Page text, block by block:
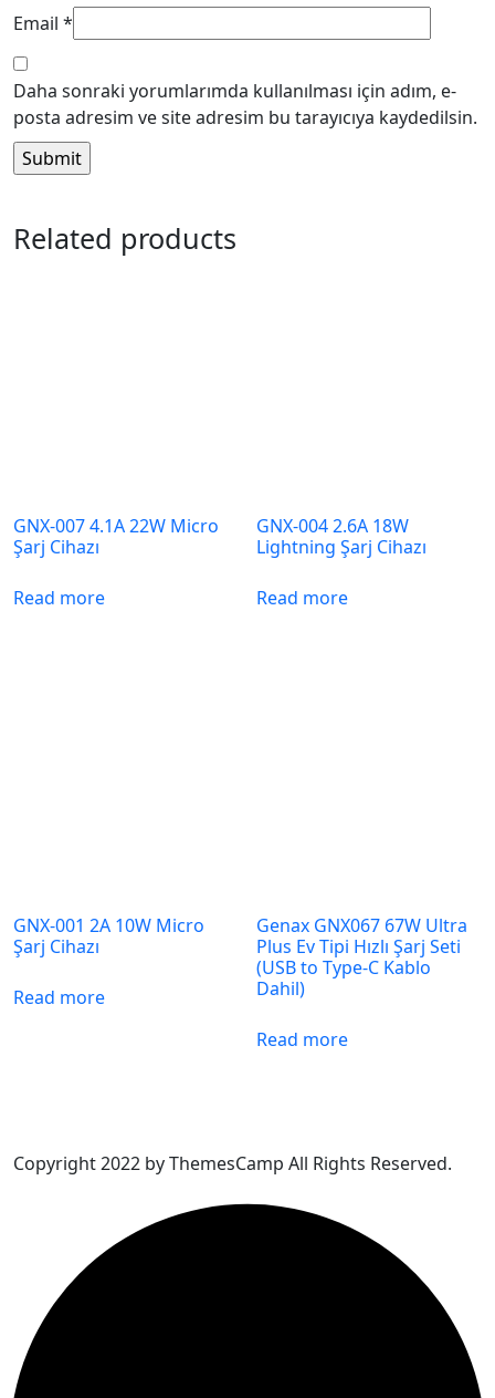
Email *
Daha sonraki yorumlarımda kullanılması için adım, e-
posta adresim ve site adresim bu tarayıcıya kaydedilsin.
Related products
GNX-007 4.1A 22W Micro
Şarj Cihazı
Read more
GNX-004 2.6A 18W
Lightning Şarj Cihazı
Read more
GNX-001 2A 10W Micro
Şarj Cihazı
Read more
Genax GNX067 67W Ultra
Plus Ev Tipi Hızlı Şarj Seti
(USB to Type‑C Kablo
Dahil)
Read more
Copyright 2022 by ThemesCamp All Rights Reserved.